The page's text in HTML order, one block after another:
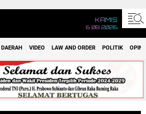
KAMIS
6 08 2026
DAERAH VIDEO LAW AND ORDER POLITIK OPINI